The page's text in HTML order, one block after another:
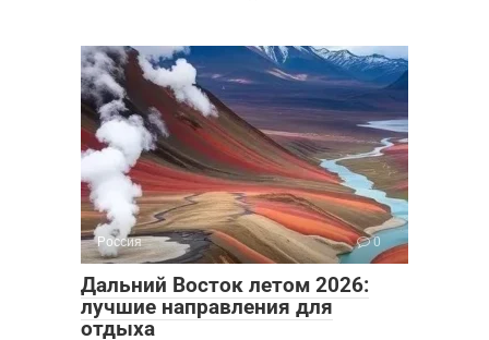
Россия 0
Дальний Восток летом 2026:
лучшие направления для
отдыха